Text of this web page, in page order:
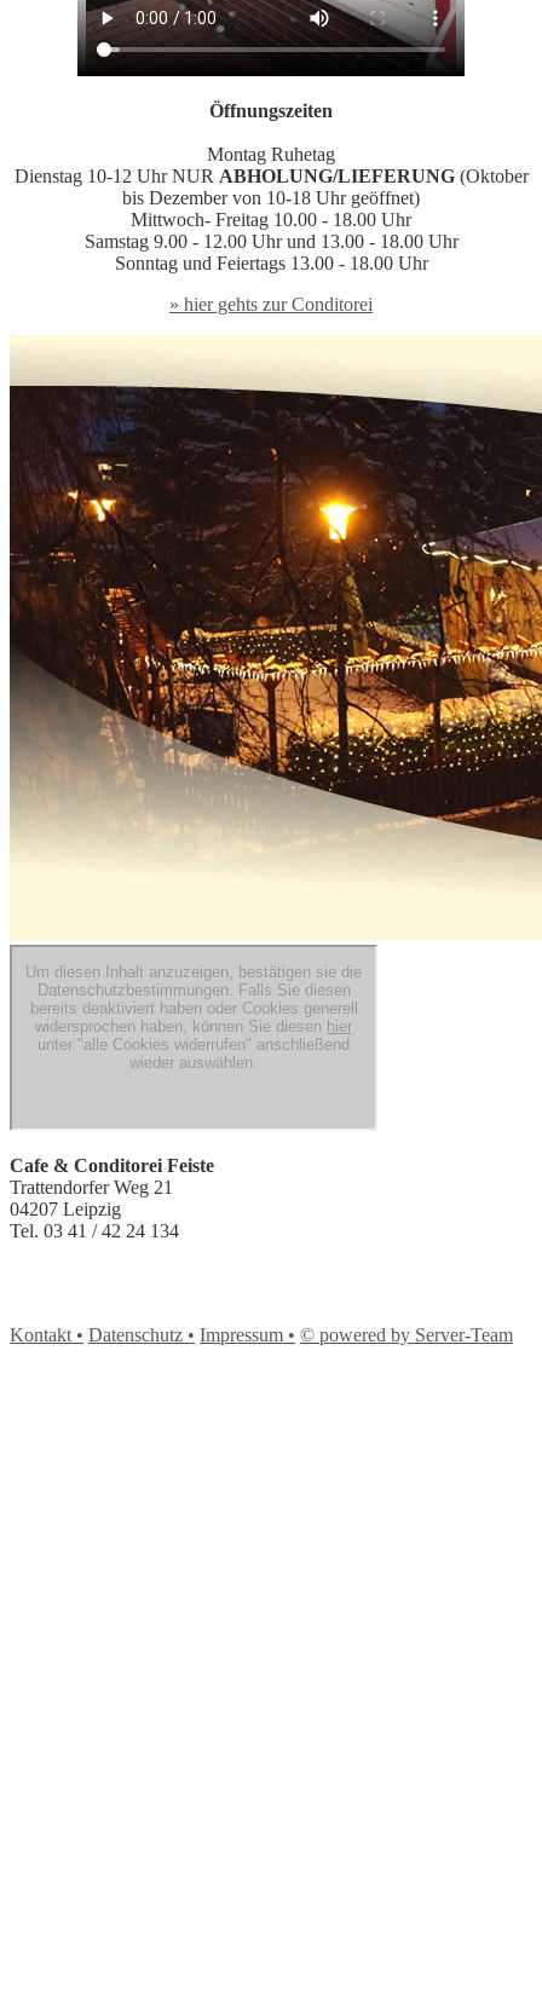
Öffnungszeiten
Montag Ruhetag
Dienstag 10-12 Uhr NUR ABHOLUNG/LIEFERUNG(Oktober
bis Dezember von 10-18 Uhr geöffnet)
Mittwoch- Freitag 10.00 - 18.00 Uhr
Samstag 9.00 - 12.00 Uhr und 13.00 - 18.00 Uhr
Sonntag und Feiertags 13.00 - 18.00 Uhr
» hier gehts zur Conditorei
Cafe & Conditorei Feiste
Trattendorfer Weg 21
04207 Leipzig
Tel. 03 41 / 42 24 134
Kontakt • Datenschutz • Impressum • © powered by Server-Team